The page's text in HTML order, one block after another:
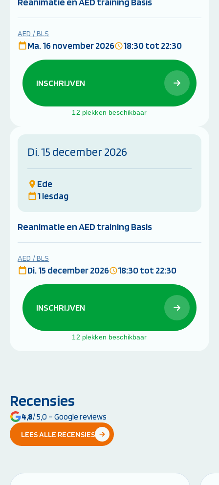
AED / BLS
Ma. 16 november 2026 18:30 tot 22:30
INSCHRIJVEN
12 plekken beschikbaar
Di. 15 december 2026
Ede
1 lesdag
Reanimatie en AED training Basis
AED / BLS
Di. 15 december 2026 18:30 tot 22:30
INSCHRIJVEN
12 plekken beschikbaar
Recensies
4,8/ 5,0 – Google reviews
LEES ALLE RECENSIES